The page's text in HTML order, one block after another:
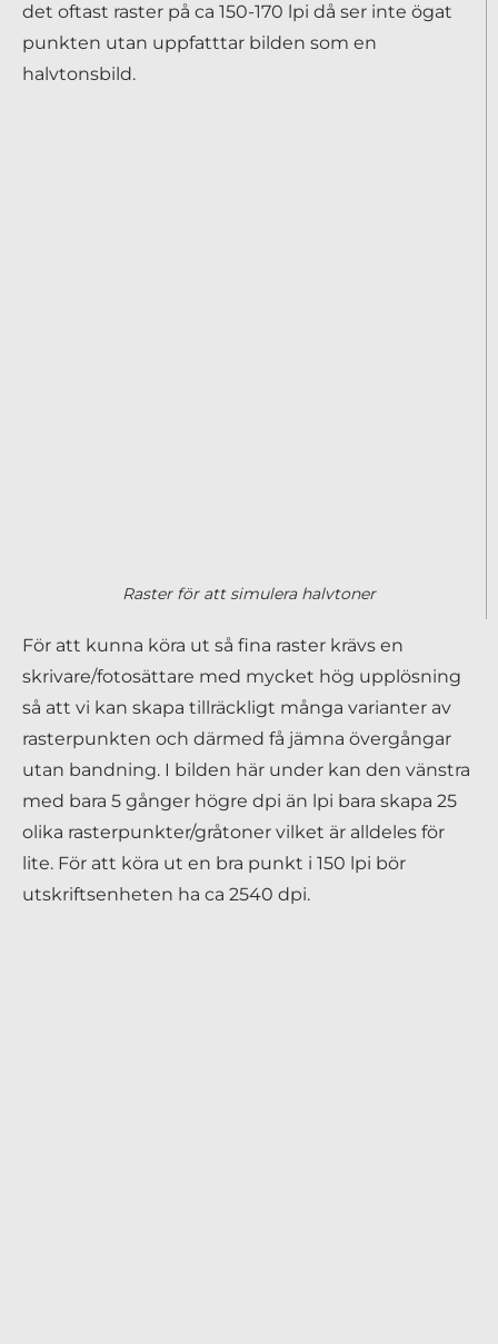
det oftast raster på ca 150-170 lpi då ser inte ögat
punkten utan uppfatttar bilden som en
halvtonsbild.
Raster för att simulera halvtoner
För att kunna köra ut så fina raster krävs en
skrivare/fotosättare med mycket hög upplösning
så att vi kan skapa tillräckligt många varianter av
rasterpunkten och därmed få jämna övergångar
utan bandning. I bilden här under kan den vänstra
med bara 5 gånger högre dpi än lpi bara skapa 25
olika rasterpunkter/gråtoner vilket är alldeles för
lite. För att köra ut en bra punkt i 150 lpi bör
utskriftsenheten ha ca 2540 dpi.